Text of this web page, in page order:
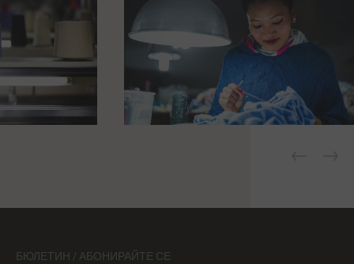
БЮЛЕТИН / АБОНИРАЙТЕ СЕ